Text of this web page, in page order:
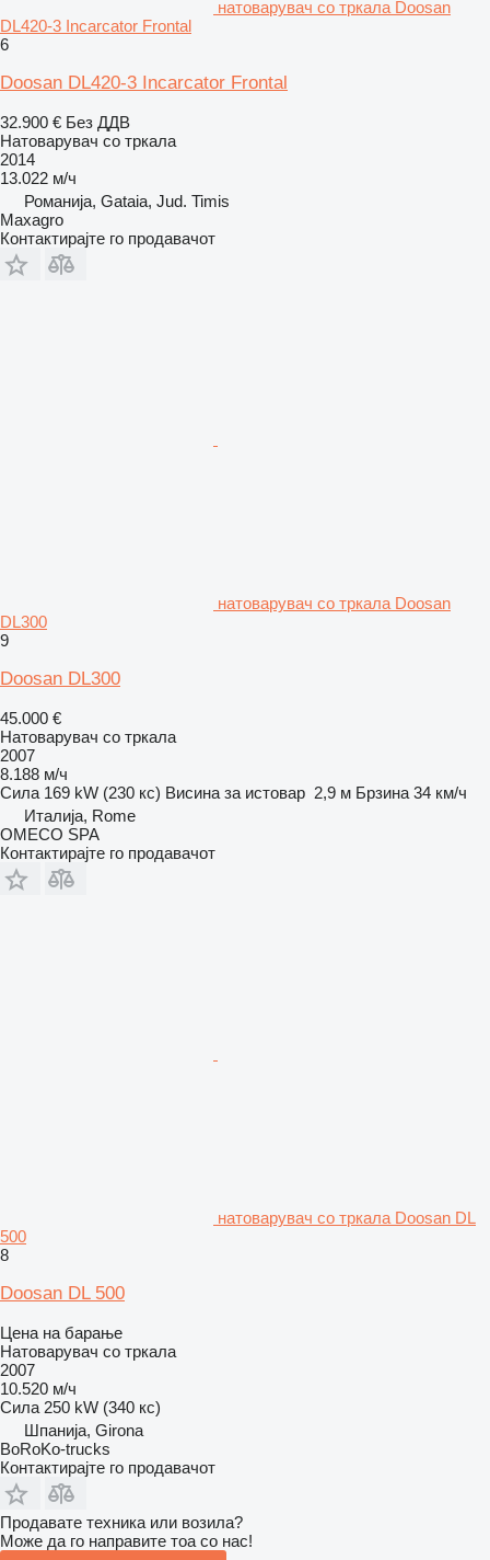
натоварувач со тркала Doosan
DL420-3 Incarcator Frontal
6
Doosan DL420-3 Incarcator Frontal
32.900 € Без ДДВ
Натоварувач со тркала
2014
13.022 м/ч
Романија, Gataia, Jud. Timis
Maxagro
Контактирајте го продавачот
натоварувач со тркала Doosan
DL300
9
Doosan DL300
45.000 €
Натоварувач со тркала
2007
8.188 м/ч
Сила 169 kW (230 кс) Висина за истовар 2,9 м Брзина 34 км/ч
Италија, Rome
OMECO SPA
Контактирајте го продавачот
натоварувач со тркала Doosan DL
500
8
Doosan DL 500
Цена на барање
Натоварувач со тркала
2007
10.520 м/ч
Сила 250 kW (340 кс)
Шпанија, Girona
BoRoKo-trucks
Контактирајте го продавачот
Продавате техника или возила?
Може да го направите тоа со нас!